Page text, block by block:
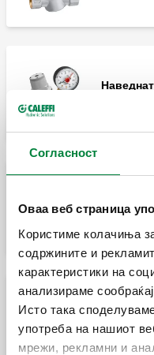
Согласност
Оваа веб страница
Користиме колачиња
содржините и
карактеристики на
анализираме
Исто така
употреба на нашиот
мрежи, рекламни и